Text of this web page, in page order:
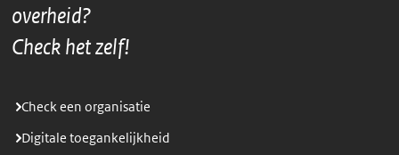
overheid?
Check het zelf!
Check een organisatie
Digitale toegankelijkheid